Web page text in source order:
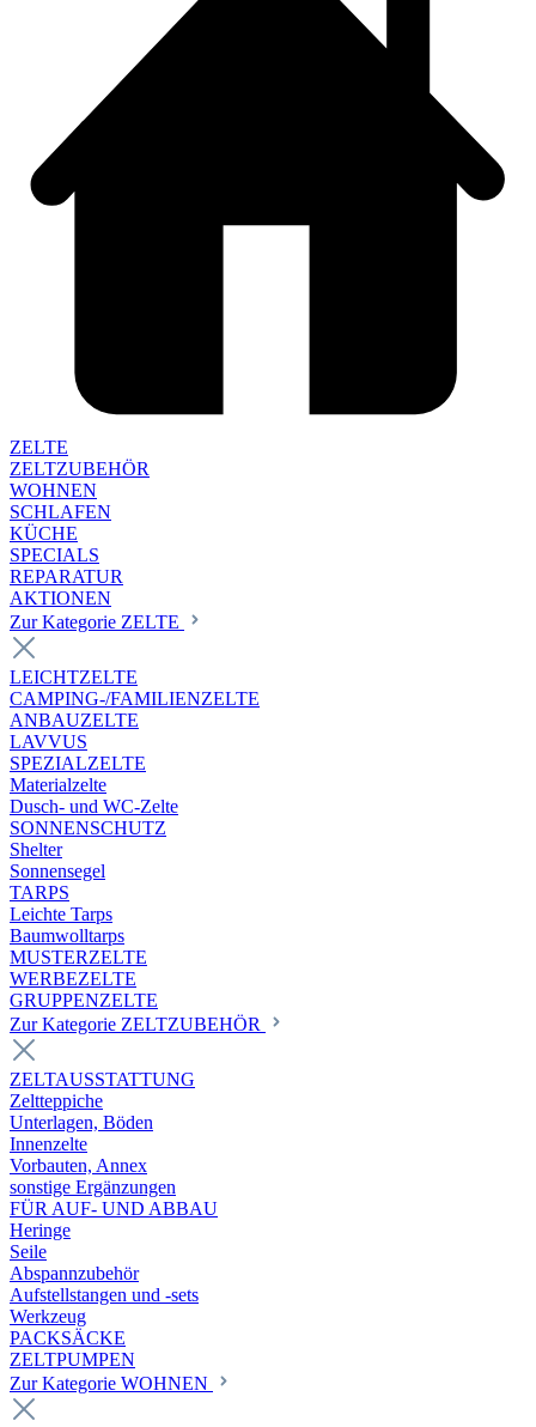
ZELTE
ZELTZUBEHÖR
WOHNEN
SCHLAFEN
KÜCHE
SPECIALS
REPARATUR
AKTIONEN
Zur Kategorie ZELTE
LEICHTZELTE
CAMPING-/FAMILIENZELTE
ANBAUZELTE
LAVVUS
SPEZIALZELTE
Materialzelte
Dusch- und WC-Zelte
SONNENSCHUTZ
Shelter
Sonnensegel
TARPS
Leichte Tarps
Baumwolltarps
MUSTERZELTE
WERBEZELTE
GRUPPENZELTE
Zur Kategorie ZELTZUBEHÖR
ZELTAUSSTATTUNG
Zeltteppiche
Unterlagen, Böden
Innenzelte
Vorbauten, Annex
sonstige Ergänzungen
FÜR AUF- UND ABBAU
Heringe
Seile
Abspannzubehör
Aufstellstangen und -sets
Werkzeug
PACKSÄCKE
ZELTPUMPEN
Zur Kategorie WOHNEN